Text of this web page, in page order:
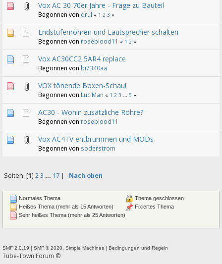
Vox AC 30 70er Jahre - Frage zu Bauteil
Begonnen von drul « 1 2 3 »
Endstufenröhren und Lautsprecher schalten
Begonnen von roseblood11 « 1 2 »
Vox AC30CC2 5AR4 replace
Begonnen von bi7340aa
VOX tönende Boxen-Schau!
Begonnen von LuciMan « 1 2 3 ... 5 »
AC30 - Wohin zusätzliche Röhre?
Begonnen von roseblood11
Vox AC4TV entbrummen und MODs
Begonnen von soderstrom
Seiten: [1] 2 3 ... 17| Nach oben
Normales Thema
Heißes Thema (mehr als 15 Antworten)
Sehr heißes Thema (mehr als 25 Antworten)
Thema geschlossen
Fixiertes Thema
SMF 2.0.19 | SMF © 2020 Simple Machines | Bedingungen und Regeln
Tube-Town Forum ©